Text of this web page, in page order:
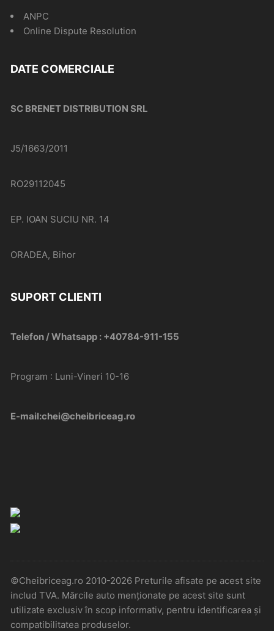
ANPC
Online Dispute Resolution
DATE COMERCIALE
SC BRENET DISTRIBUTION SRL
J5/1663/2011
RO29112045
EP. IOAN SUCIU NR. 14
ORADEA, Bihor
SUPORT CLIENTI
Telefon / Whatsapp : +40784-911-155
Program : Luni-Vineri 10-16
E-mail:chei@cheibriceag.ro
©Cheibriceag.ro 2010-2026 Preturile afisate pe acest site
includ TVA. Mărcile auto menționate pe acest site sunt
utilizate exclusiv în scop informativ, pentru identificarea și
compatibilitatea produselor.